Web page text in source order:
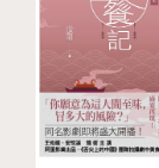
劇、書中書
未能如願的愛
們。她以這
緣碰撞，使